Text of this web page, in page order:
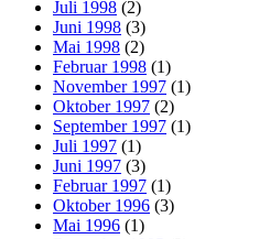
Juli 1998 (2)
Juni 1998 (3)
Mai 1998 (2)
Februar 1998 (1)
November 1997 (1)
Oktober 1997 (2)
September 1997 (1)
Juli 1997 (1)
Juni 1997 (3)
Februar 1997 (1)
Oktober 1996 (3)
Mai 1996 (1)